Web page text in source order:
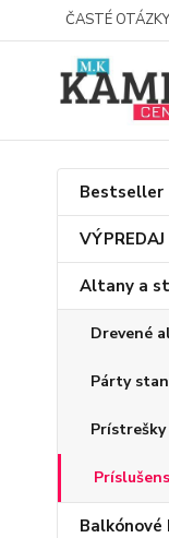
ČASTÉ OTÁZKY
Bestseller
Altany a
Drevené
Párty
Prístrešky
Balkónové